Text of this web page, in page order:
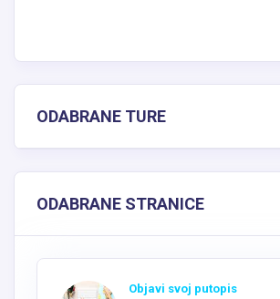
ODABRANE TURE
ODABRANE STRANICE
Objavi svoj putopis